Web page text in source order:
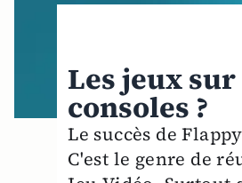
Les jeux
consoles ?
Le succès de
C'est le genre de